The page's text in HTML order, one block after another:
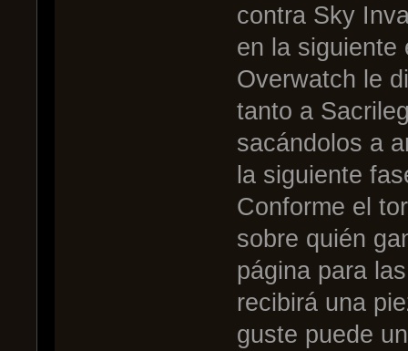
contra Sky
en la siguiente
Overwatch le
tanto a
sacándolos a
la siguiente
Conforme el
sobre quién
página para
recibirá una
guste puede